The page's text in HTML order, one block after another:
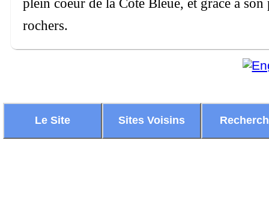
rochers.
Le Site Sites Voisins